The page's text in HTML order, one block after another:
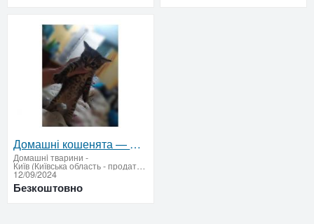
Домашні кошенята — Дарницький район
Домашнi тварини -
Київ (Київська область - продати купити)
12/09/2024
Безкоштовно